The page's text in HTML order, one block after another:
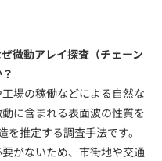
微動アレイ探査（チェーン
場の稼働などによる自然な
に含まれる表面波の性質を
推定する調査手法です。
がないため、市街地や交通